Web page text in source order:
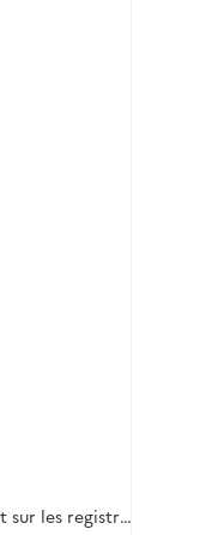
Photostats ou photocopies d'actes figurant sur les registres d'état civil de la municipalité de Tunis (et deux extraits d'actes de baptême de paroisses de Tunis et de La Goulette).